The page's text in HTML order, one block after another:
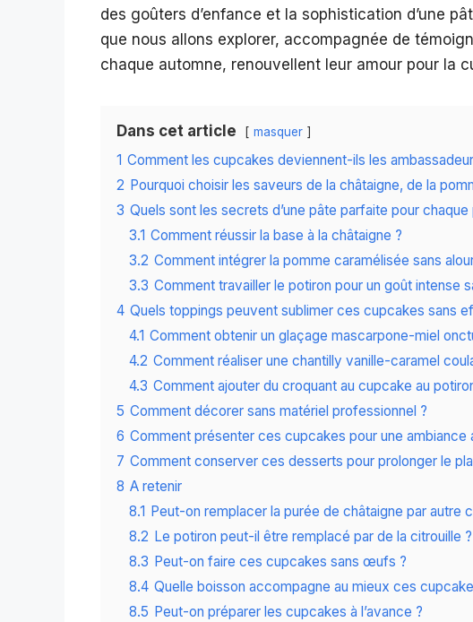
des goûters d’enfance et la sophistication d’une
que nous allons explorer, accompagnée de
chaque automne, renouvellent leur amour pour la
Dans cet article masquer
1 Comment les cupcakes deviennent-ils les
2 Pourquoi choisir les saveurs de la châtaigne, de la
3 Quels sont les secrets d’une pâte parfaite pour chaque
3.1 Comment réussir la base à la châtaigne ?
3.2 Comment intégrer la pomme caramélisée sans
3.3 Comment travailler le potiron pour un goût intense
4 Quels toppings peuvent sublimer ces cupcakes sans
4.1 Comment obtenir un glaçage mascarpone-miel
4.2 Comment réaliser une chantilly vanille-caramel
4.3 Comment ajouter du croquant au cupcake au
5 Comment décorer sans matériel professionnel ?
6 Comment présenter ces cupcakes pour une ambiance
7 Comment conserver ces desserts pour prolonger le
8 A retenir
8.1 Peut-on remplacer la purée de châtaigne par autre
8.2 Le potiron peut-il être remplacé par de la citrouille ?
8.3 Peut-on faire ces cupcakes sans œufs ?
8.4 Quelle boisson accompagne au mieux ces
8.5 Peut-on préparer les cupcakes à l’avance ?